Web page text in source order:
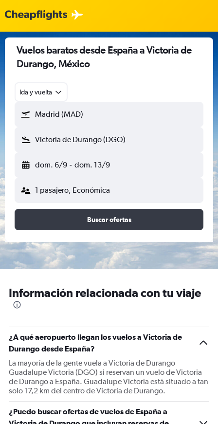
Vuelos baratos desde España a Victoria de
Durango, México
Ida y vuelta
Madrid (MAD)
Victoria de Durango (DGO)
dom. 6/9 - dom. 13/9
1 pasajero, Económica
Buscar ofertas
Información relacionada con tu viaje
¿A qué aeropuerto llegan los vuelos a Victoria de
Durango desde España?
La mayoría de la gente vuela a Victoria de Durango
Guadalupe Victoria (DGO) si reservan un vuelo de Victoria
de Durango a España. Guadalupe Victoria está situado a tan
solo 17,2 km del centro de Victoria de Durango.
¿Puedo buscar ofertas de vuelos de España a